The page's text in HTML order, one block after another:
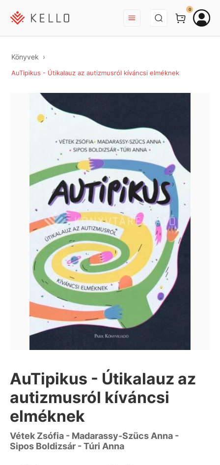
BEJELENTKEZÉS
0
Könyvek
AuTipikus - Útikalauz az autizmusról kíváncsi elméknek
AuTipikus - Útikalauz az
autizmusról kíváncsi
elméknek
Vétek Zsófia - Madarassy-Szücs Anna -
Sipos Boldizsár - Túri Anna